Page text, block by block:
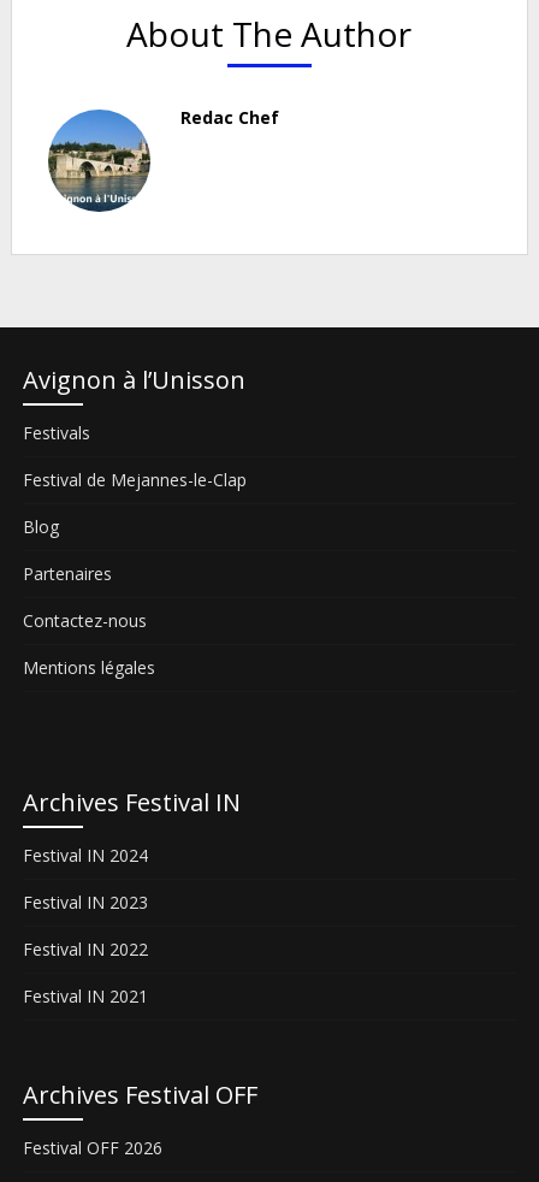
About The Author
Redac Chef
Avignon à l’Unisson
Festivals
Festival de Mejannes-le-Clap
Blog
Partenaires
Contactez-nous
Mentions légales
Archives Festival IN
Festival IN 2024
Festival IN 2023
Festival IN 2022
Festival IN 2021
Archives Festival OFF
Festival OFF 2026